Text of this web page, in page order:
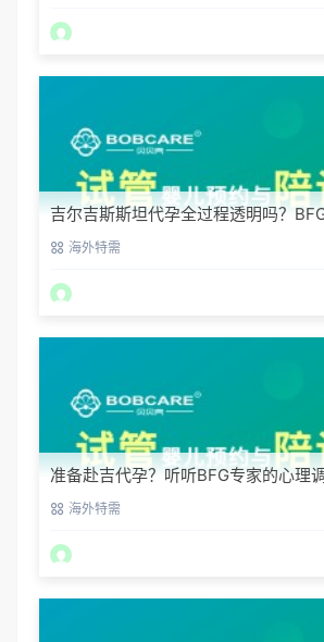
吉尔吉斯斯坦代孕全过程透明吗？
海外特需
准备赴吉代孕？听听BFG专家的心理
海外特需